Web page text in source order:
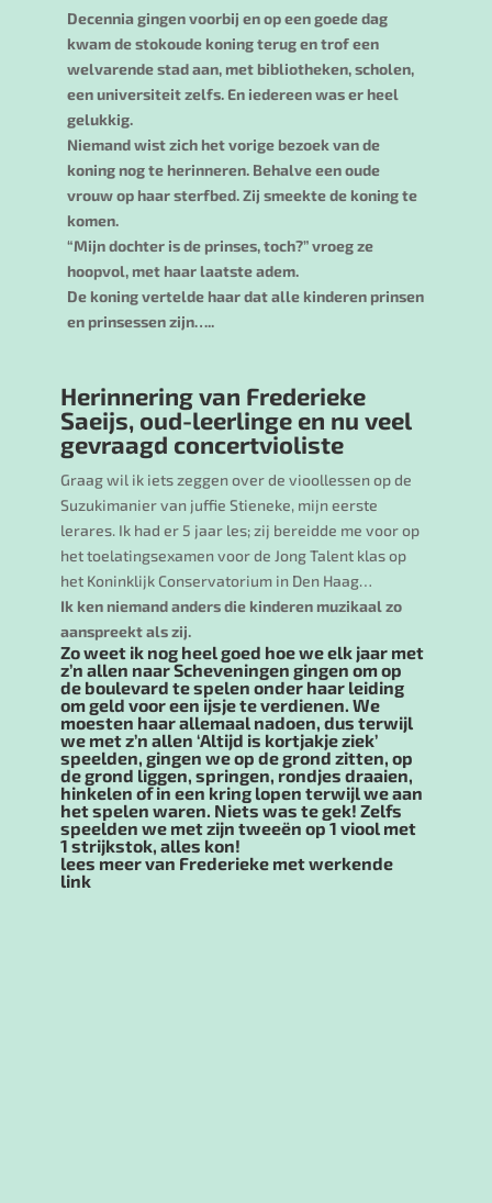
Decennia gingen voorbij en op een goede dag
kwam de stokoude koning terug en trof een
welvarende stad aan, met bibliotheken, scholen,
een universiteit zelfs. En iedereen was er heel
gelukkig.
Niemand wist zich het vorige bezoek van de
koning nog te herinneren. Behalve een oude
vrouw op haar sterfbed. Zij smeekte de koning te
komen.
“Mijn dochter is de prinses, toch?” vroeg ze
hoopvol, met haar laatste adem.
De koning vertelde haar dat alle kinderen prinsen
en prinsessen zijn…..
Herinnering van Frederieke
Saeijs, oud-leerlinge en nu veel
gevraagd concertvioliste
Graag wil ik iets zeggen over de vioollessen op de
Suzukimanier van juffie Stieneke, mijn eerste
lerares. Ik had er 5 jaar les; zij bereidde me voor op
het toelatingsexamen voor de Jong Talent klas op
het Koninklijk Conservatorium in Den Haag…
Ik ken niemand anders die kinderen muzikaal zo
aanspreekt als zij.
Zo weet ik nog heel goed hoe we elk jaar met
z’n allen naar Scheveningen gingen om op
de boulevard te spelen onder haar leiding
om geld voor een ijsje te verdienen. We
moesten haar allemaal nadoen, dus terwijl
we met z’n allen ‘Altijd is kortjakje ziek’
speelden, gingen we op de grond zitten, op
de grond liggen, springen, rondjes draaien,
hinkelen of in een kring lopen terwijl we aan
het spelen waren. Niets was te gek! Zelfs
speelden we met zijn tweeën op 1 viool met
1 strijkstok, alles kon!
lees meer van Frederieke met werkende
link